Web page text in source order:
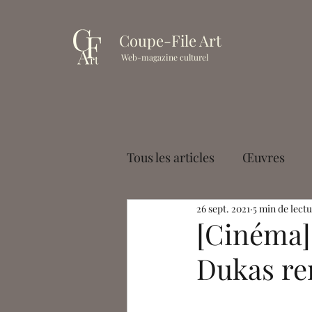
Coupe-File Art
Web-magazine culturel
Tous les articles Œuvres
Muséologie Cinéma
Paul Palayer Antoine
Dukas
26 sept. 2021 5 min de